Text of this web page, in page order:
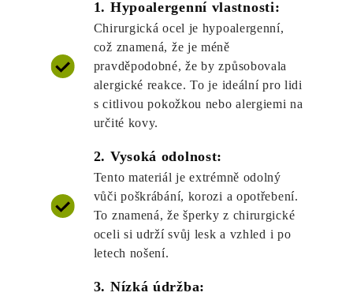
1. Hypoalergenní vlastnosti:
Chirurgická ocel je hypoalergenní,
což znamená, že je méně
pravděpodobné, že by způsobovala
alergické reakce. To je ideální pro lidi
s citlivou pokožkou nebo alergiemi na
určité kovy.
2. Vysoká odolnost:
Tento materiál je extrémně odolný
vůči poškrábání, korozi a opotřebení.
To znamená, že šperky z chirurgické
oceli si udrží svůj lesk a vzhled i po
letech nošení.
3. Nízká údržba: